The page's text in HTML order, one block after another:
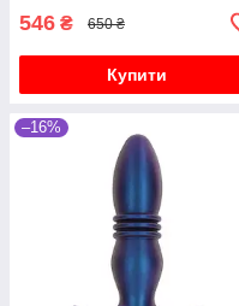
546 ₴ 650 ₴
Купити
–16%